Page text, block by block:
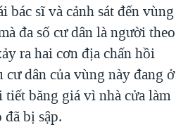
VÀ NAY
AFGHANISTAN
Ở VIỆT NAM
KIM TẠI VIỆT NAM
PHỦ VIỆT NAM
bác sĩ và cảnh sát đến vùng
đa số cư dân là người theo
ra hai cơn địa chấn hồi
dân của vùng này đang ở
băng giá vì nhà cửa làm
bị sập.